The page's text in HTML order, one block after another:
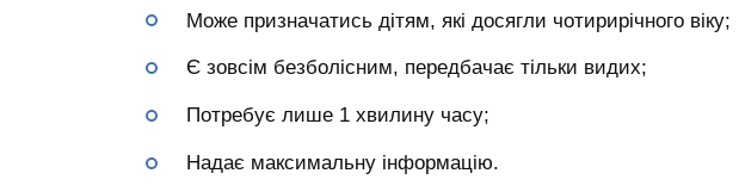
Може призначатись дітям, які досягли чотирирічного віку;
Є зовсім безболісним, передбачає тільки видих;
Потребує лише 1 хвилину часу;
Надає максимальну інформацію.